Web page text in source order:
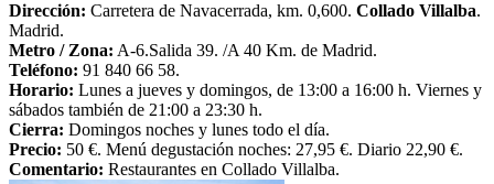
Dirección: Carretera de Navacerrada, km. 0,600. Collado Villalba.
Madrid.
Metro / Zona: A-6.Salida 39. /A 40 Km. de Madrid.
Teléfono: 91 840 66 58.
Horario: Lunes a jueves y domingos, de 13:00 a 16:00 h. Viernes y
sábados también de 21:00 a 23:30 h.
Cierra: Domingos noches y lunes todo el día.
Precio: 50 €. Menú degustación noches: 27,95 €. Diario 22,90 €.
Comentario: Restaurantes en Collado Villalba.